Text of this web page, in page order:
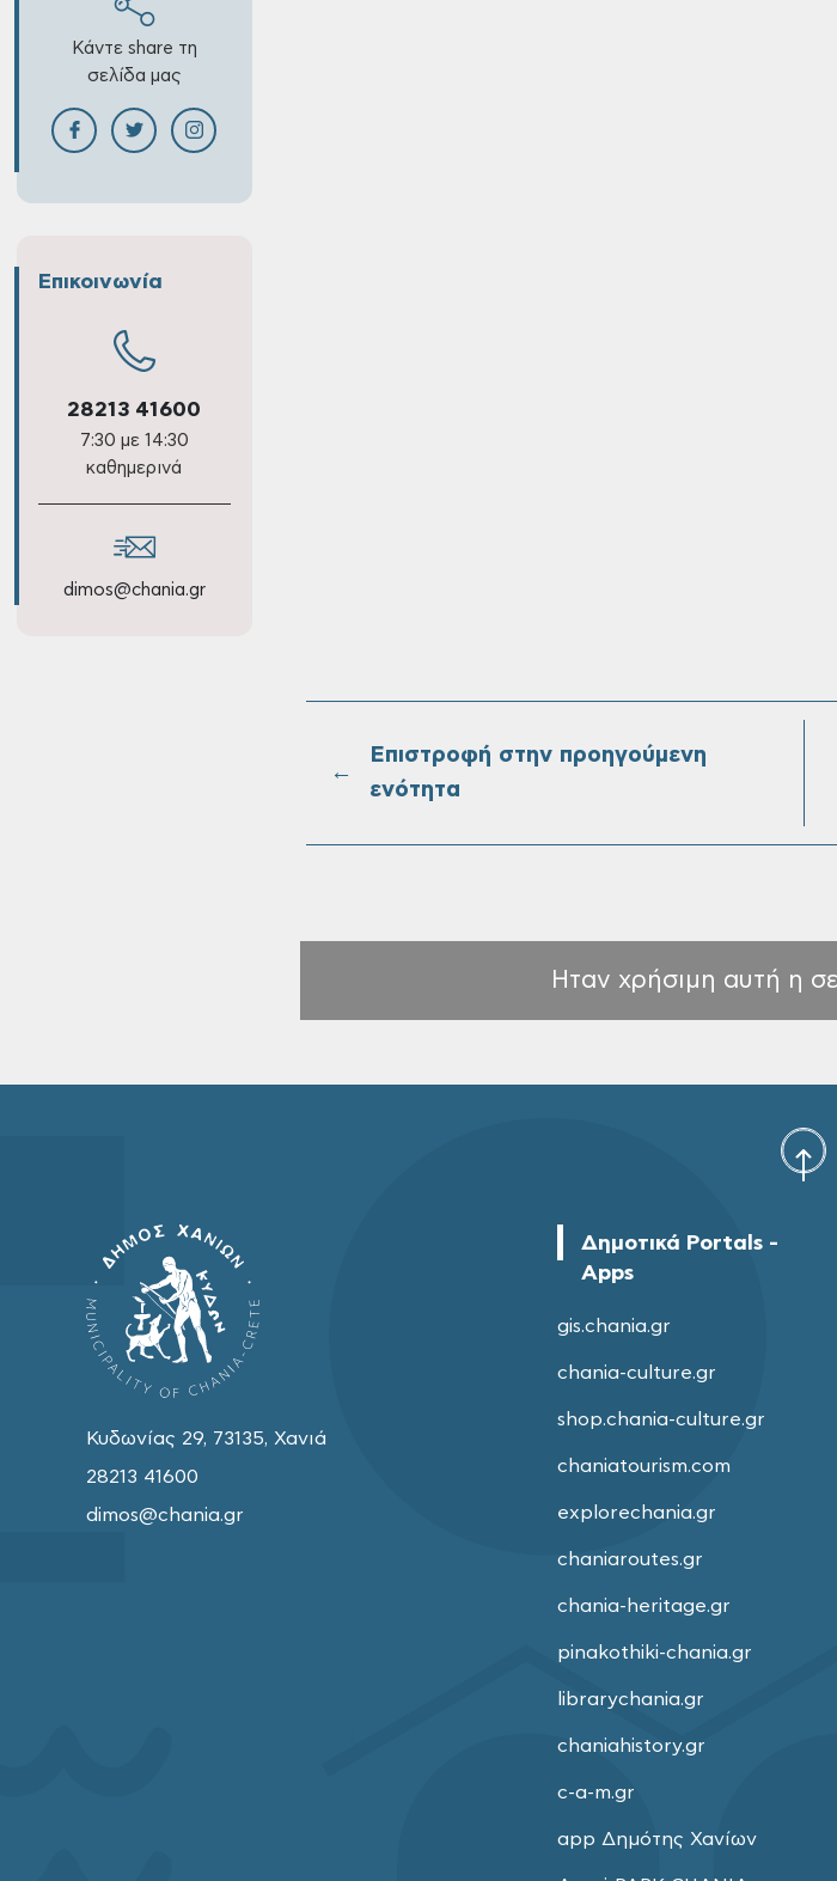
Κάντε share τη
σελίδα μας
Επικοινωνία
28213 41600
7:30 με 14:30
καθημερινά
dimos@chania.gr
←
Επιστροφή στην προηγούμενη
ενότητα
Ηταν χρήσιμη αυτή η
Κυδωνίας 29, 73135, Χανιά
28213 41600
dimos@chania.gr
Δημοτικά Portals -
Apps
gis.chania.gr
chania-culture.gr
shop.chania-culture.gr
chaniatourism.com
explorechania.gr
chaniaroutes.gr
chania-heritage.gr
pinakothiki-chania.gr
librarychania.gr
chaniahistory.gr
c-a-m.gr
app Δημότης Χανίων